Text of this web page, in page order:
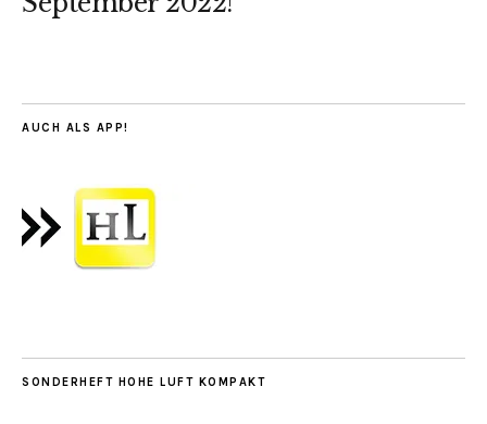
AUCH ALS APP!
SONDERHEFT HOHE LUFT KOMPAKT